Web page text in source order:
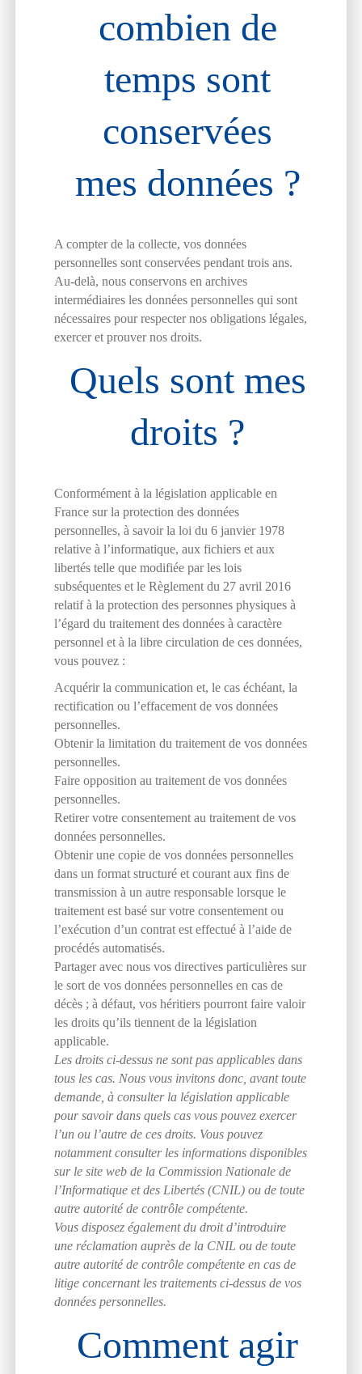
combien de
temps sont
conservées
mes données ?
A compter de la collecte, vos données
personnelles sont conservées pendant trois ans.
Au-delà, nous conservons en archives
intermédiaires les données personnelles qui sont
nécessaires pour respecter nos obligations légales,
exercer et prouver nos droits.
Quels sont mes
droits ?
Conformément à la législation applicable en
France sur la protection des données
personnelles, à savoir la loi du 6 janvier 1978
relative à l’informatique, aux fichiers et aux
libertés telle que modifiée par les lois
subséquentes et le Règlement du 27 avril 2016
relatif à la protection des personnes physiques à
l’égard du traitement des données à caractère
personnel et à la libre circulation de ces données,
vous pouvez :
Acquérir la communication et, le cas échéant, la
rectification ou l’effacement de vos données
personnelles.
Obtenir la limitation du traitement de vos données
personnelles.
Faire opposition au traitement de vos données
personnelles.
Retirer votre consentement au traitement de vos
données personnelles.
Obtenir une copie de vos données personnelles
dans un format structuré et courant aux fins de
transmission à un autre responsable lorsque le
traitement est basé sur votre consentement ou
l’exécution d’un contrat est effectué à l’aide de
procédés automatisés.
Partager avec nous vos directives particulières sur
le sort de vos données personnelles en cas de
décès ; à défaut, vos héritiers pourront faire valoir
les droits qu’ils tiennent de la législation
applicable.
Les droits ci-dessus ne sont pas applicables dans
tous les cas. Nous vous invitons donc, avant toute
demande, à consulter la législation applicable
pour savoir dans quels cas vous pouvez exercer
l’un ou l’autre de ces droits. Vous pouvez
notamment consulter les informations disponibles
sur le site web de la Commission Nationale de
l’Informatique et des Libertés (CNIL) ou de toute
autre autorité de contrôle compétente.
Vous disposez également du droit d’introduire
une réclamation auprès de la CNIL ou de toute
autre autorité de contrôle compétente en cas de
litige concernant les traitements ci-dessus de vos
données personnelles.
Comment agir